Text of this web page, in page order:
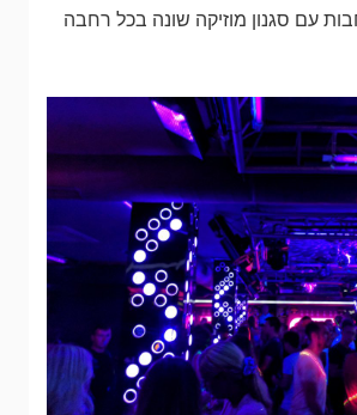
עם סגנון מוזיקה שונה בכל רחבה